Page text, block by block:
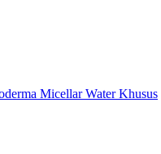
Micellar Water Khusus